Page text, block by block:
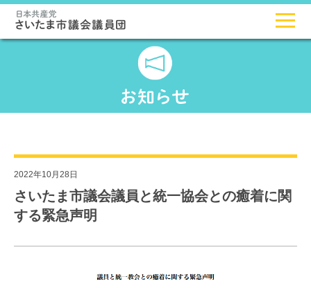
2022年10月28日
さいたま市議会議員と統一協会との癒着に関
する緊急声明